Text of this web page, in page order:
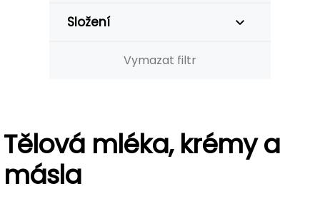
Složení
Vymazat filtr
Tělová mléka, krémy a
másla